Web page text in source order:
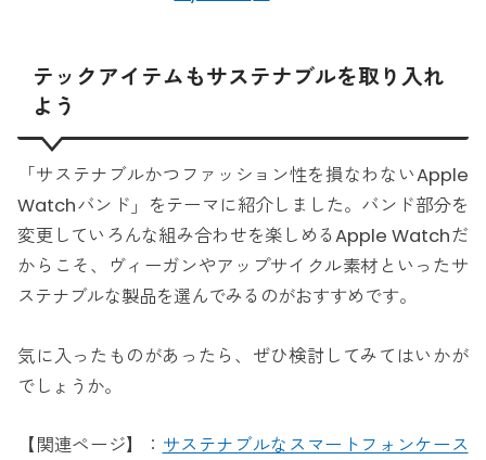
テックアイテムもサステナブルを取り入れ
よう
「サステナブルかつファッション性を損なわないApple
Watchバンド」をテーマに紹介しました。バンド部分を
変更していろんな組み合わせを楽しめるApple Watchだ
からこそ、ヴィーガンやアップサイクル素材といったサ
ステナブルな製品を選んでみるのがおすすめです。
気に入ったものがあったら、ぜひ検討してみてはいかが
でしょうか。
【関連ページ】： サステナブルなスマートフォンケース